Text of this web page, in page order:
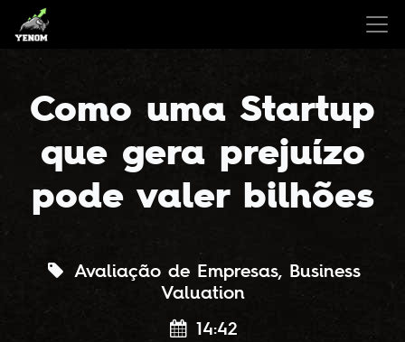
Como uma Startup
que gera prejuízo
pode valer bilhões
Avaliação de Empresas, Business
Valuation
14:42